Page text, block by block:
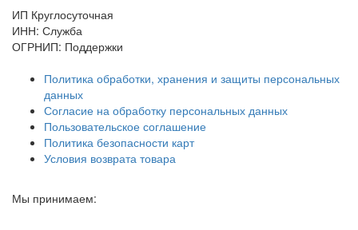
ИП Круглосуточная
ИНН: Служба
ОГРНИП: Поддержки
Политика обработки, хранения и защиты персональных
данных
Согласие на обработку персональных данных
Пользовательское соглашение
Политика безопасности карт
Условия возврата товара
Мы принимаем: